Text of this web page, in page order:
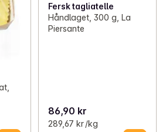
Fersk tagliatelle
Håndlaget, 300 g, La
Piersante
86,90 kr
289,67 kr /kg